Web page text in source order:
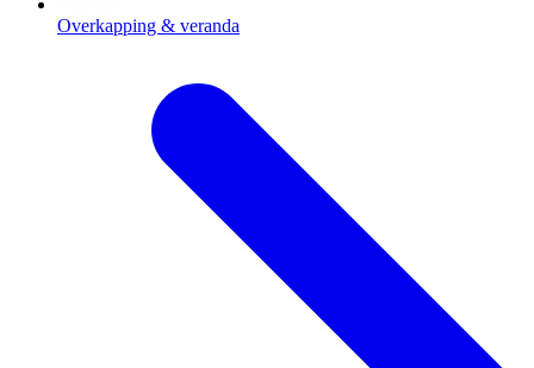
Overkapping & veranda